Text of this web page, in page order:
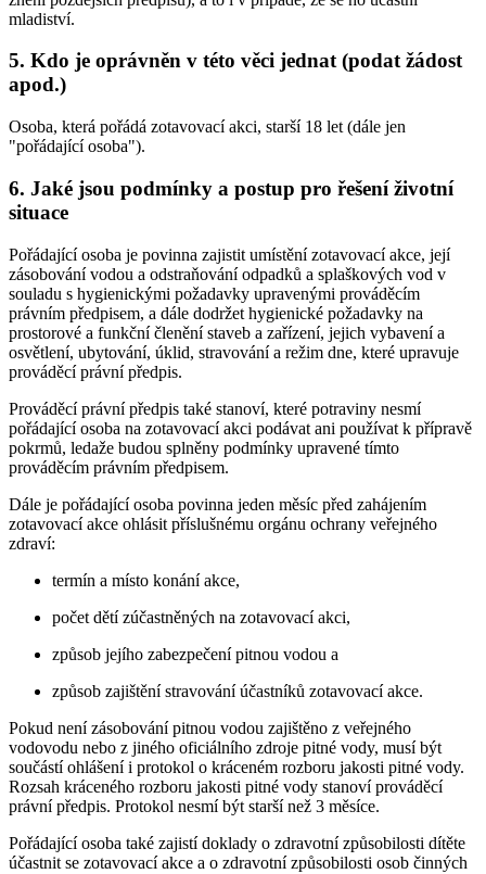
mladiství.
5. Kdo je oprávněn v této věci jednat (podat žádost
apod.)
Osoba, která pořádá zotavovací akci, starší 18 let (dále jen
"pořádající osoba").
6. Jaké jsou podmínky a postup pro řešení životní
situace
Pořádající osoba je povinna zajistit umístění zotavovací akce, její
zásobování vodou a odstraňování odpadků a splaškových vod v
souladu s hygienickými požadavky upravenými prováděcím
právním předpisem, a dále dodržet hygienické požadavky na
prostorové a funkční členění staveb a zařízení, jejich vybavení a
osvětlení, ubytování, úklid, stravování a režim dne, které upravuje
prováděcí právní předpis.
Prováděcí právní předpis také stanoví, které potraviny nesmí
pořádající osoba na zotavovací akci podávat ani používat k přípravě
pokrmů, ledaže budou splněny podmínky upravené tímto
prováděcím právním předpisem.
Dále je pořádající osoba povinna jeden měsíc před zahájením
zotavovací akce ohlásit příslušnému orgánu ochrany veřejného
zdraví:
termín a místo konání akce,
počet dětí zúčastněných na zotavovací akci,
způsob jejího zabezpečení pitnou vodou a
způsob zajištění stravování účastníků zotavovací akce.
Pokud není zásobování pitnou vodou zajištěno z veřejného
vodovodu nebo z jiného oficiálního zdroje pitné vody, musí být
součástí ohlášení i protokol o kráceném rozboru jakosti pitné vody.
Rozsah kráceného rozboru jakosti pitné vody stanoví prováděcí
právní předpis. Protokol nesmí být starší než 3 měsíce.
Pořádající osoba také zajistí doklady o zdravotní způsobilosti dítěte
účastnit se zotavovací akce a o zdravotní způsobilosti osob činných